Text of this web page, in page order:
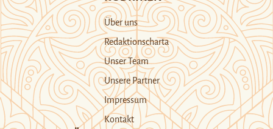
Über uns
Redaktionscharta
Unser Team
Unsere Partner
Impressum
Kontakt